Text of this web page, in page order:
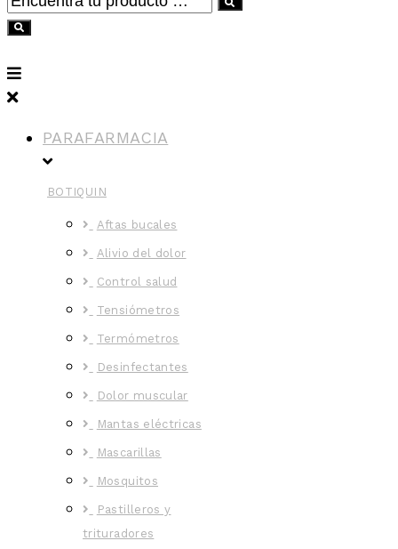
PARAFARMACIA
BOTIQUIN
Aftas bucales
Alivio del dolor
Control salud
Tensiómetros
Termómetros
Desinfectantes
Dolor muscular
Mantas eléctricas
Mascarillas
Mosquitos
Pastilleros y
trituradores